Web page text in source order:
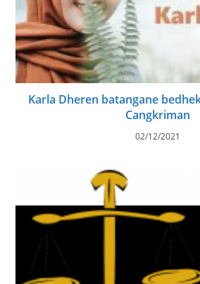
Karla Dheren batangane
Cangkriman
02/12/2021